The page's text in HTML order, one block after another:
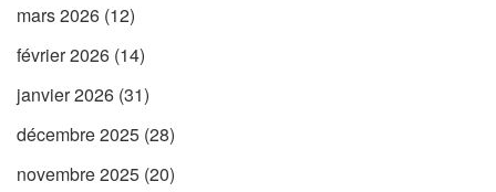
mars 2026 (12)
février 2026 (14)
janvier 2026 (31)
décembre 2025 (28)
novembre 2025 (20)